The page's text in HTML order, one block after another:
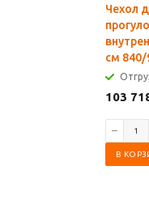
Чехол
см 840/
103
В